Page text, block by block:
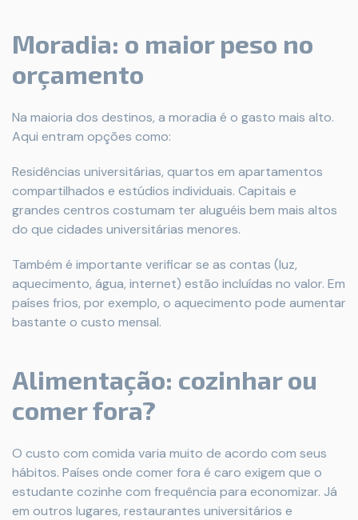
Moradia: o maior peso no
orçamento
Na maioria dos destinos, a moradia é o gasto mais alto.
Aqui entram opções como:
Residências universitárias, quartos em apartamentos
compartilhados e estúdios individuais. Capitais e
grandes centros costumam ter aluguéis bem mais altos
do que cidades universitárias menores.
Também é importante verificar se as contas (luz,
aquecimento, água, internet) estão incluídas no valor. Em
países frios, por exemplo, o aquecimento pode aumentar
bastante o custo mensal.
Alimentação: cozinhar ou
comer fora?
O custo com comida varia muito de acordo com seus
hábitos. Países onde comer fora é caro exigem que o
estudante cozinhe com frequência para economizar. Já
em outros lugares, restaurantes universitários e